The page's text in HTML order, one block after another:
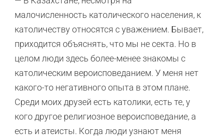
малочисленность католического населения, к
католичеству относятся с уважением. Бывает,
приходится объяснять, что мы не секта. Но в
целом люди здесь более-менее знакомы с
католическим вероисповеданием. У меня нет
какого-то негативного опыта в этом плане.
Среди моих друзей есть католики, есть те, у
кого другое религиозное вероисповедание, а
есть и атеисты. Когда люди узнают меня